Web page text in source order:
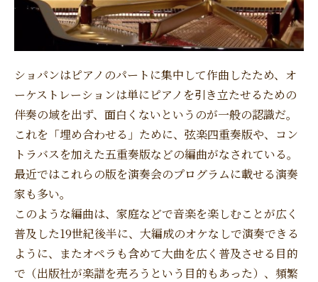
ショパンはピアノのパートに集中して作曲したため、オ
ーケストレーションは単にピアノを引き立たせるための
伴奏の域を出ず、面白くないというのが一般の認識だ。
これを「埋め合わせる」ために、弦楽四重奏版や、コン
トラバスを加えた五重奏版などの編曲がなされている。
最近ではこれらの版を演奏会のプログラムに載せる演奏
家も多い。
このような編曲は、家庭などで音楽を楽しむことが広く
普及した19世紀後半に、大編成のオケなしで演奏できる
ように、またオペラも含めて大曲を広く普及させる目的
で（出版社が楽譜を売ろうという目的もあった）、頻繁